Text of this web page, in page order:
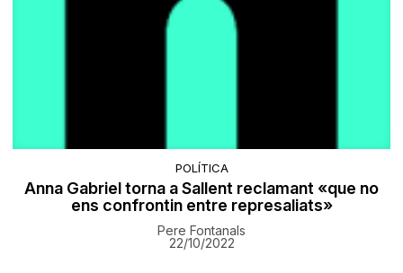
POLÍTICA
Anna Gabriel torna a Sallent reclamant «que no
ens confrontin entre represaliats»
Pere Fontanals
22/10/2022